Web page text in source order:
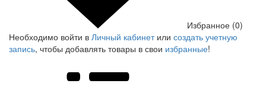
Избранное (0)
Необходимо войти в Личный кабинетили создать учетную
запись, чтобы добавлять товары в свои избранные!